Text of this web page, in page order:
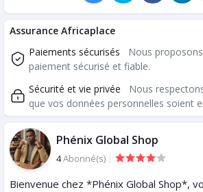
Assurance Africaplace
Paiements sécurisés
Nous
paiement sécurisé et fiable.
Sécurité et vie privée
Nous
que vos données personnelles soient
Phénix Global Shop
4Abonné(s) |
Bienvenue chez *Phénix Global Shop*,